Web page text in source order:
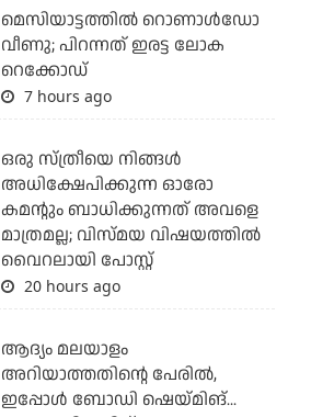
മെസിയാട്ടത്തില്‍ റൊണാള്‍ഡോ
വീണു; പിറന്നത് ഇരട്ട ലോക
റെക്കോഡ്
7 hours ago
ഒരു സ്ത്രീയെ നിങ്ങള്‍
അധിക്ഷേപിക്കുന്ന ഓരോ
കമന്റും ബാധിക്കുന്നത് അവളെ
മാത്രമല്ല; വിസ്മയ വിഷയത്തില്‍
വൈറലായി പോസ്റ്റ്
20 hours ago
ആദ്യം മലയാളം
അറിയാത്തതിന്റെ പേരില്‍,
ഇപ്പോള്‍ ബോഡി ഷെയ്മിങ്...